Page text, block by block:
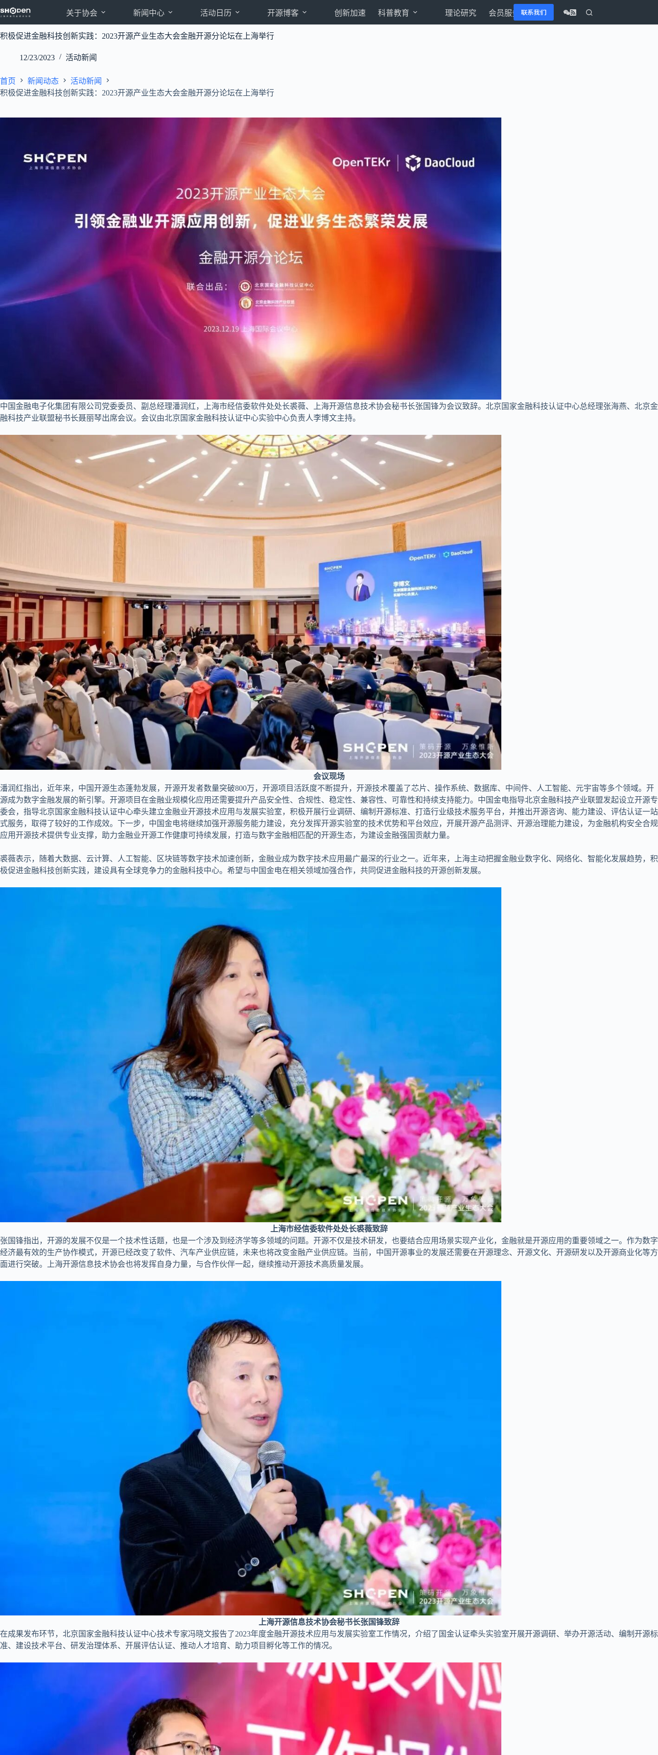
至
容
关于协会 新闻中心 活动日历 开源博客 创新加速 科普教育 理论研究 会员服务 联系我们
积极促进金融科技创新实践：2023开源产业生态大会金融开源分论坛在上海举行
12/23/2023 活动新闻
首页 新闻动态
活动新闻
积极促进金融科技创新实践：2023开源产业生态大会金融开源分论坛在上海举行
中国金融电子化集团有限公司党委委员、副总经理潘润红，上海市经信委软件处处长裘薇、上海开源信息技术协会秘书长张国锋为会议致辞。北京国家金融科技认证中心总经理张海燕、北京金
融科技产业联盟秘书长聂丽琴出席会议。会议由北京国家金融科技认证中心实验中心负责人李博文主持。
会议现场
潘润红指出，近年来，中国开源生态蓬勃发展，开源开发者数量突破800万，开源项目活跃度不断提升，开源技术覆盖了芯片、操作系统、数据库、中间件、人工智能、元宇宙等多个领域。开
源成为数字金融发展的新引擎。开源项目在金融业规模化应用还需要提升产品安全性、合规性、稳定性、兼容性、可靠性和持续支持能力。中国金电指导北京金融科技产业联盟发起设立开源专
委会，指导北京国家金融科技认证中心牵头建立金融业开源技术应用与发展实验室，积极开展行业调研、编制开源标准、打造行业级技术服务平台，并推出开源咨询、能力建设、评估认证一站
式服务，取得了较好的工作成效。下一步，中国金电将继续加强开源服务能力建设，充分发挥开源实验室的技术优势和平台效应，开展开源产品测评、开源治理能力建设，为金融机构安全合规
应用开源技术提供专业支撑，助力金融业开源工作健康可持续发展，打造与数字金融相匹配的开源生态，为建设金融强国贡献力量。
裘薇表示，随着大数据、云计算、人工智能、区块链等数字技术加速创新，金融业成为数字技术应用最广最深的行业之一。近年来，上海主动把握金融业数字化、网络化、智能化发展趋势，积
极促进金融科技创新实践，建设具有全球竞争力的金融科技中心。希望与中国金电在相关领域加强合作，共同促进金融科技的开源创新发展。
上海市经信委软件处处长裘薇致辞
张国锋指出，开源的发展不仅是一个技术性话题，也是一个涉及到经济学等多领域的问题。开源不仅是技术研发，也要结合应用场景实现产业化，金融就是开源应用的重要领域之一。作为数字
经济最有效的生产协作模式，开源已经改变了软件、汽车产业供应链，未来也将改变金融产业供应链。当前，中国开源事业的发展还需要在开源理念、开源文化、开源研发以及开源商业化等方
面进行突破。上海开源信息技术协会也将发挥自身力量，与合作伙伴一起，继续推动开源技术高质量发展。
上海开源信息技术协会秘书长张国锋致辞
在成果发布环节，北京国家金融科技认证中心技术专家冯晓文报告了2023年度金融开源技术应用与发展实验室工作情况，介绍了国金认证牵头实验室开展开源调研、举办开源活动、编制开源标
准、建设技术平台、研发治理体系、开展评估认证、推动人才培育、助力项目孵化等工作的情况。